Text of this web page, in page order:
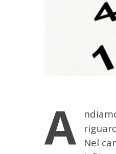
A
Nel